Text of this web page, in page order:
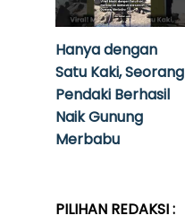
Hanya dengan
Satu Kaki, Seorang
Pendaki Berhasil
Naik Gunung
Merbabu
PILIHAN REDAKSI :